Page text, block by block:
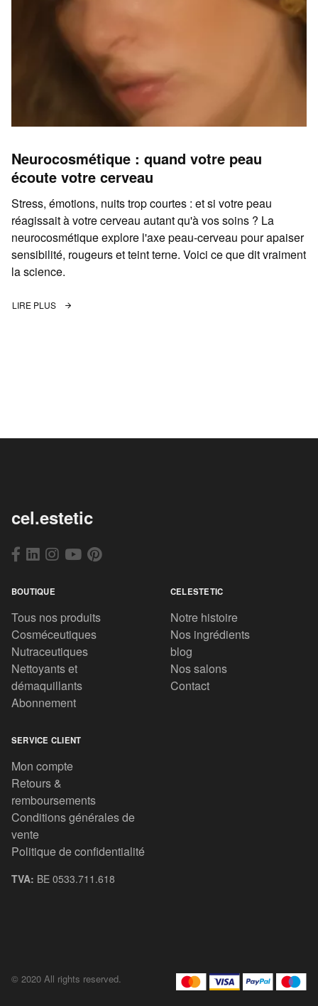
Neurocosmétique : quand votre peau
écoute votre cerveau
Stress, émotions, nuits trop courtes : et si votre peau
réagissait à votre cerveau autant qu'à vos soins ? La
neurocosmétique explore l'axe peau-cerveau pour apaiser
sensibilité, rougeurs et teint terne. Voici ce que dit vraiment
la science.
LIRE PLUS
cel.estetic
BOUTIQUE
Tous nos produits
Cosméceutiques
Nutraceutiques
Nettoyants et
démaquillants
Abonnement
CELESTETIC
Notre histoire
Nos ingrédients
blog
Nos salons
Contact
SERVICE CLIENT
Mon compte
Retours &
remboursements
Conditions générales de
vente
Politique de confidentialité
TVA: BE 0533.711.618
© 2020 All rights reserved.